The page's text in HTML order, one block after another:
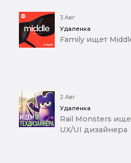
3 Авг
Удаленка
Family ищет
2 Авг
Удаленка
Rail Monsters
UX/UI дизайнера